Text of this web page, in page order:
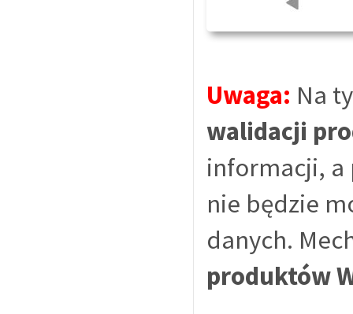
Uwaga: Na
walidacji
informacji, a
nie będzie
danych.
produktów